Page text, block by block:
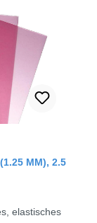
MM), 2.5
elastisches